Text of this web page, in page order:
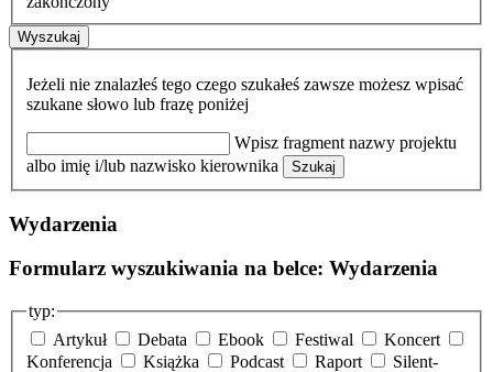
Wyszukaj
Jeżeli nie znalazłeś tego czego szukałeś zawsze możesz wpisać
szukane słowo lub frazę poniżej
Wpisz fragment nazwy projektu
albo imię i/lub nazwisko kierownika
Szukaj
Wydarzenia
Formularz wyszukiwania na belce: Wydarzenia
typ:
Artykuł
Debata Ebook Festiwal
Koncert
Konferencja
Książka Podcast Raport
Silent-